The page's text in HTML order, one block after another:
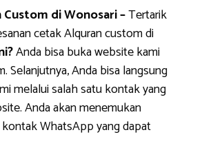
di Wonosari –Tertarik
cetak Alquran custom di
Anda bisa buka website kami
Selanjutnya, Anda bisa langsung
melalui salah satu kontak yang
Anda akan menemukan
WhatsApp yang dapat